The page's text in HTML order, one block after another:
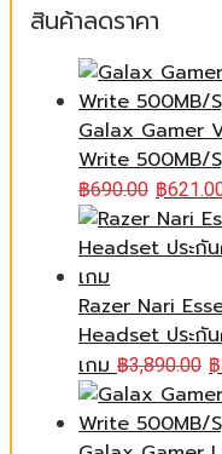
สินค้าลดราคา
Galax Gamer
Write 500MB/
฿690.00 ฿
Razer Nari
Headset ประกั
เกม ฿3,890.00 ฿